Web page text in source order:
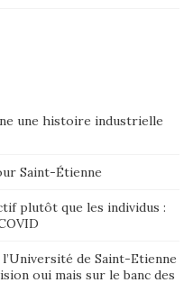
une histoire industrielle
Saint-Étienne
plutôt que les individus :
de Saint-Etienne
oui mais sur le banc des